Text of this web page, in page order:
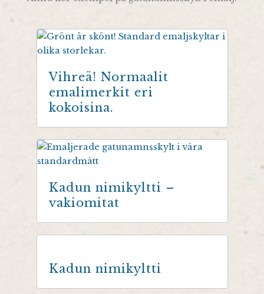
Vihreä! Normaalit
emalimerkit eri
kokoisina.
Kadun nimikyltti –
vakiomitat
Kadun nimikyltti